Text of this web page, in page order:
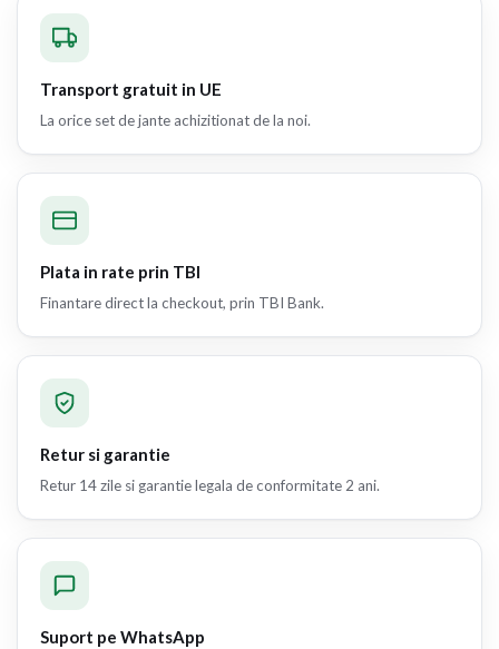
Transport gratuit in UE
La orice set de jante achizitionat de la noi.
Plata in rate prin TBI
Finantare direct la checkout, prin TBI Bank.
Retur si garantie
Retur 14 zile si garantie legala de conformitate 2 ani.
Suport pe WhatsApp